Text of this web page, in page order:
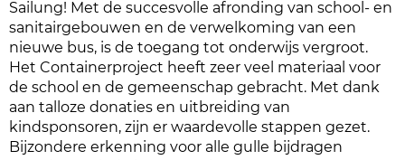
Sailung! Met de succesvolle afronding van school- en
sanitairgebouwen en de verwelkoming van een
nieuwe bus, is de toegang tot onderwijs vergroot.
Het Containerproject heeft zeer veel materiaal voor
de school en de gemeenschap gebracht. Met dank
aan talloze donaties en uitbreiding van
kindsponsoren, zijn er waardevolle stappen gezet.
Bijzondere erkenning voor alle gulle bijdragen